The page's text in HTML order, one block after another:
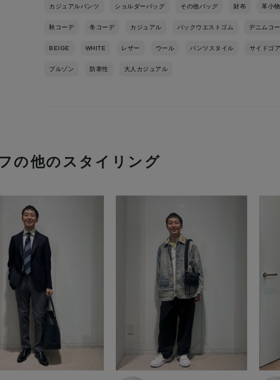
カジュアルパンツ ショルダーバッグ その他バッグ 財布 革小物
秋コーデ 冬コーデ カジュアル バックウエストゴム デニムコ
BEIGE WHITE レザー ウール パンツスタイル サイドゴア
ブルゾン 防寒性 大人カジュアル
の他のスタイリング